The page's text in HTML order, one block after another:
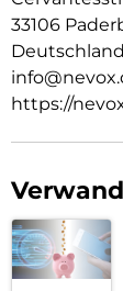
33106
Deutschland
https://